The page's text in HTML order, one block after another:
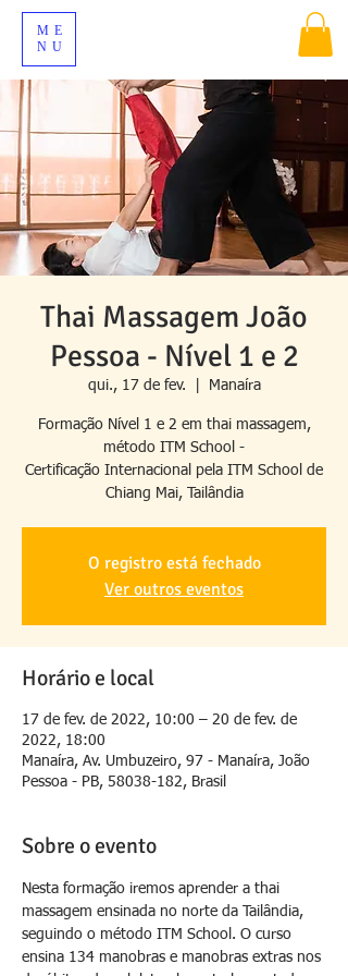
ME
NU
Thai Massagem João
Pessoa - Nível 1 e 2
qui., 17 de fev. Manaíra
Formação Nível 1 e 2 em thai massagem,
método ITM School -
Certificação Internacional pela ITM School de
Chiang Mai, Tailândia
O registro está fechado
Ver outros eventos
Horário e local
17 de fev. de 2022, 10:00 – 20 de fev. de
2022, 18:00
Manaíra, Av. Umbuzeiro, 97 - Manaíra, João
Pessoa - PB, 58038-182, Brasil
Sobre o evento
Nesta formação iremos aprender a thai
massagem ensinada no norte da Tailândia,
seguindo o método ITM School. O curso
ensina 134 manobras e manobras extras nos